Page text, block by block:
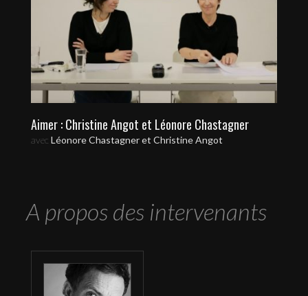
Aimer : Christine Angot et Léonore Chastagner
avec Léonore Chastagner et Christine Angot
A propos des intervenants